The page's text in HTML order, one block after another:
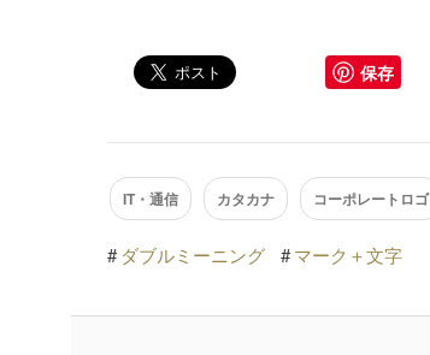
保存
IT・通信 カタカナ コーポレートロゴ
# ダブルミーニング # マーク＋文字